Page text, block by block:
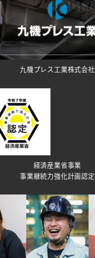
九機プレス工業株式会社
経済産業省事業
事業継続力強化計画認定